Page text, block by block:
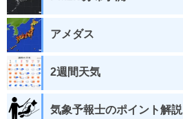
アメダス
2週間天気
気象予報士のポイント解説